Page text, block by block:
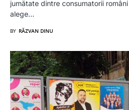
jumătate dintre consumatorii
alege…
BY RĂZVAN DINU